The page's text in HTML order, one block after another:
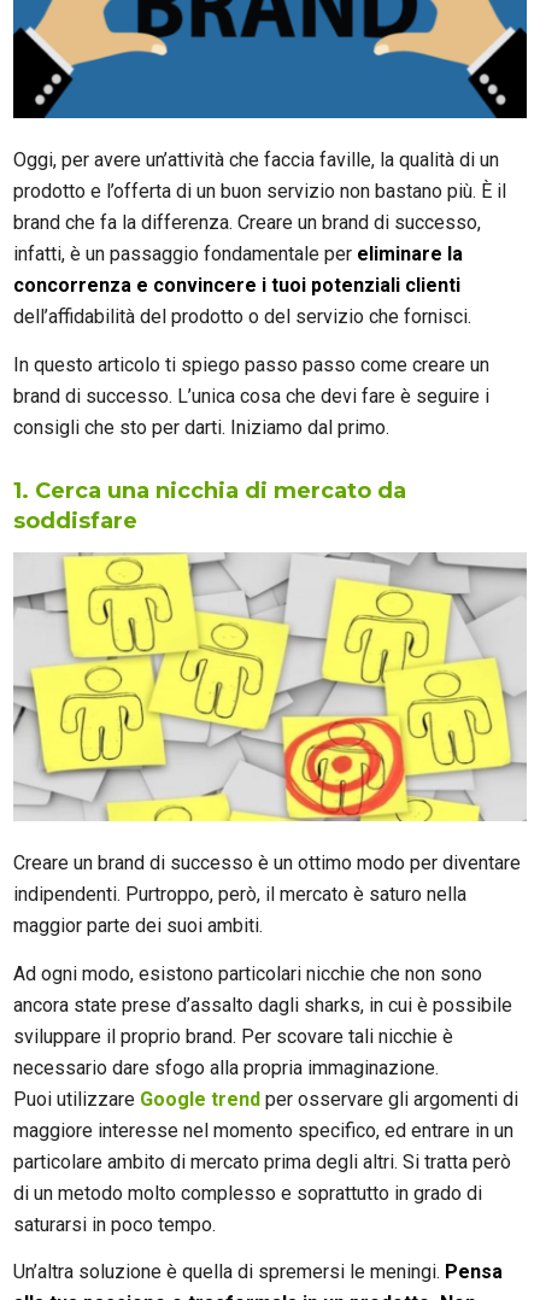
Oggi, per avere un’attività che faccia faville, la qualità di un
prodotto e l’offerta di un buon servizio non bastano più. È il
brand che fa la differenza. Creare un brand di successo,
infatti, è un passaggio fondamentale per eliminare la
concorrenza e convincere i tuoi potenziali clienti
dell’affidabilità del prodotto o del servizio che fornisci.
In questo articolo ti spiego passo passo come creare un
brand di successo. L’unica cosa che devi fare è seguire i
consigli che sto per darti. Iniziamo dal primo.
1. Cerca una nicchia di mercato da
soddisfare
Creare un brand di successo è un ottimo modo per diventare
indipendenti. Purtroppo, però, il mercato è saturo nella
maggior parte dei suoi ambiti.
Ad ogni modo, esistono particolari nicchie che non sono
ancora state prese d’assalto dagli sharks, in cui è possibile
sviluppare il proprio brand. Per scovare tali nicchie è
necessario dare sfogo alla propria immaginazione.
Puoi utilizzare Google trend per osservare gli argomenti di
maggiore interesse nel momento specifico, ed entrare in un
particolare ambito di mercato prima degli altri. Si tratta però
di un metodo molto complesso e soprattutto in grado di
saturarsi in poco tempo.
Un’altra soluzione è quella di spremersi le meningi. Pensa